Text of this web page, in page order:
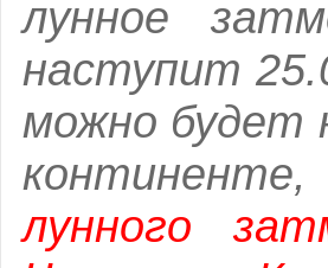
лунное
наступит
можно будет
лунного